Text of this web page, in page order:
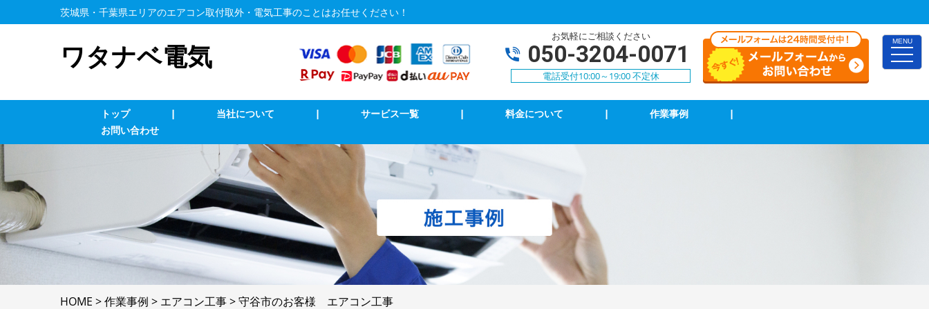
MENU
toggle
茨城県・千葉県エリアのエアコン取付取外・電気工事のことはお任せください！
ワタナベ電気
お気軽にご相談ください
050-3204-0071
電話受付10:00～19:00 不定休
トップ | 当社について | サービス一覧
エアコン修理・取付 TVアンテナ修理・取付 インターホン修理・取付
照明の修理・取付
スイッチ修理・取付 ブレーカー修理・取付
換気扇等修理・取付
LAN、電気配線工事
家庭用EV充電工事
4k・8k受信工事
| 料金について | 作業事例
|
お問い合わせ
HOME >作業事例 > エアコン工事>守谷市のお客様 エアコン工事